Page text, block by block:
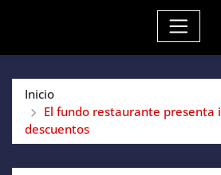
Inicio
El fundo restaurante presenta
descuentos